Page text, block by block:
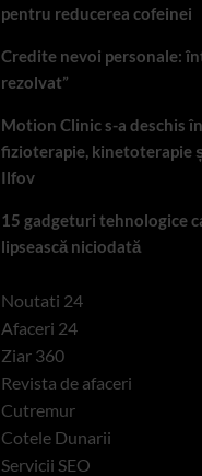
pentru reducerea cofeinei
Credite nevoi personale:
rezolvat”
Motion Clinic s-a deschis
fizioterapie, kinetoterapie
Ilfov
15 gadgeturi tehnologice
lipsească niciodată
Noutati 24
Afaceri 24
Ziar 360
Revista de afaceri
Cutremur
Cotele Dunarii
Servicii SEO